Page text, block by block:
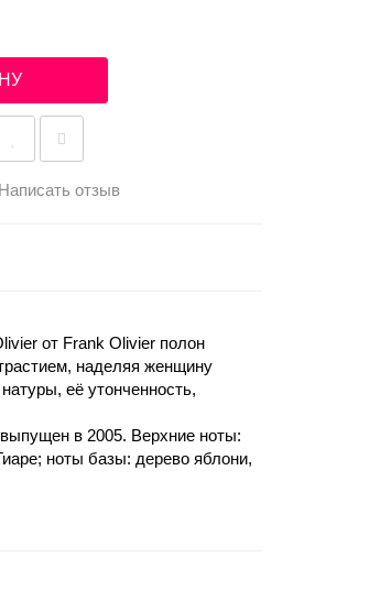
Написать отзыв
от Frank Olivier полон
наделяя женщину
её утонченность,
выпущен в 2005. Верхние ноты:
ноты базы: дерево яблони,